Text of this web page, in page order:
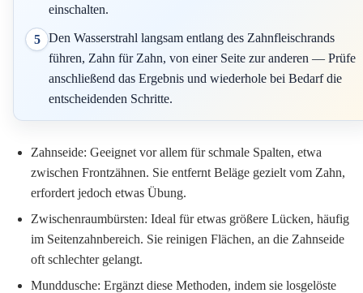
einschalten.
5
Den Wasserstrahl langsam entlang des Zahnfleischrands
führen, Zahn für Zahn, von einer Seite zur anderen — Prüfe
anschließend das Ergebnis und wiederhole bei Bedarf die
entscheidenden Schritte.
Zahnseide: Geeignet vor allem für schmale Spalten, etwa
zwischen Frontzähnen. Sie entfernt Beläge gezielt vom Zahn,
erfordert jedoch etwas Übung.
Zwischenraumbürsten: Ideal für etwas größere Lücken, häufig
im Seitenzahnbereich. Sie reinigen Flächen, an die Zahnseide
oft schlechter gelangt.
Munddusche: Ergänzt diese Methoden, indem sie losgelöste